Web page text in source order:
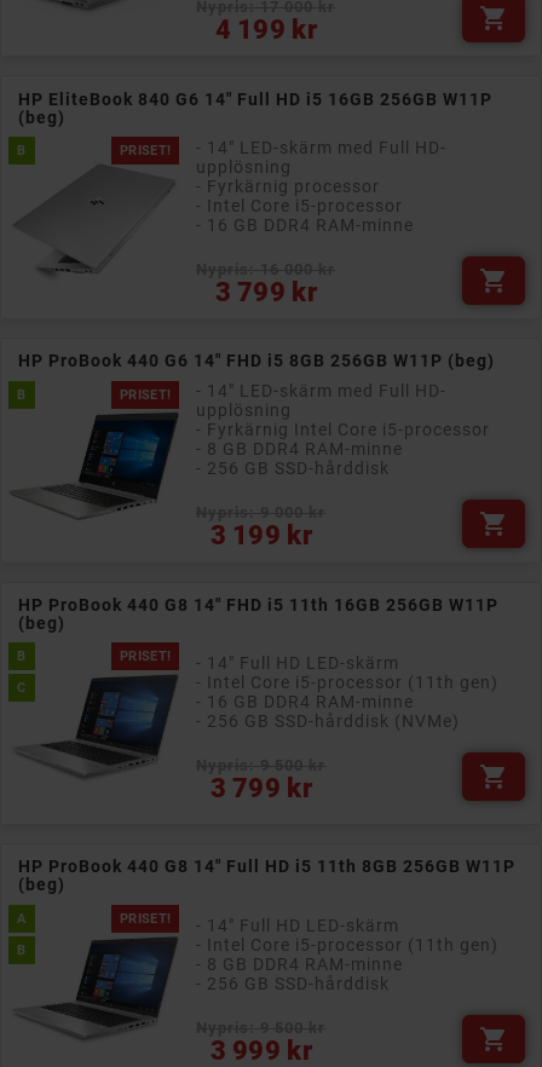
4 199 kr
Pris 
HP EliteBook 840 G6 14" Full HD i5 16GB 256GB W11P
(beg)
PRISET!
B
- 14" LED-skärm med Full HD-
upplösning
- Fyrkärnig processor
- Intel Core i5-processor
- 16 GB DDR4 RAM-minne
3 799 kr
Pris 
HP ProBook 440 G6 14" FHD i5 8GB 256GB W11P (beg)
PRISET!
B
- 14" LED-skärm med Full HD-
upplösning
- Fyrkärnig Intel Core i5-processor
- 8 GB DDR4 RAM-minne
- 256 GB SSD-hårddisk
3 199 kr
Pris 
HP ProBook 440 G8 14" FHD i5 11th 16GB 256GB W11P
(beg)
PRISET!
B
C
- 14" Full HD LED-skärm
- Intel Core i5-processor (11th gen)
- 16 GB DDR4 RAM-minne
- 256 GB SSD-hårddisk (NVMe)
3 799 kr
Pris 
HP ProBook 440 G8 14" Full HD i5 11th 8GB 256GB W11P
(beg)
PRISET!
A
B
- 14" Full HD LED-skärm
- Intel Core i5-processor (11th gen)
- 8 GB DDR4 RAM-minne
- 256 GB SSD-hårddisk
3 999 kr
Pris 